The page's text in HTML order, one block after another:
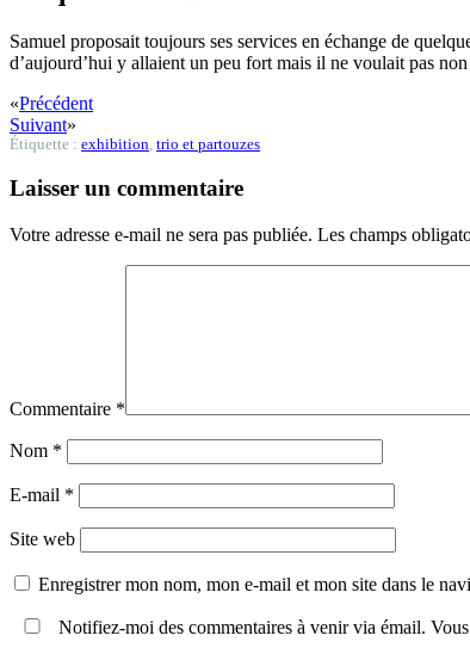
Samuel proposait toujours ses services en échange de
d’aujourd’hui y allaient un peu fort mais il ne voulait pas
«Précédent
Suivant»
Étiquette : exhibition trio et partouzes
Laisser un commentaire
Votre adresse e-mail ne sera pas publiée. Les champs
Commentaire *
Nom *
E-mail *
Site web
Enregistrer mon nom, mon e-mail et mon site dans le
Notifiez-moi des commentaires à venir via émail.